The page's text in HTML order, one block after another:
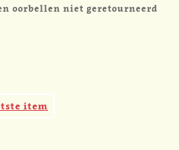
oorbellen niet geretourneerd
item